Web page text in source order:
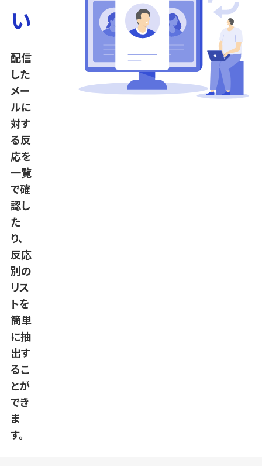
い
配信
した
メー
ルに
対す
る反
応を
一覧
で確
認し
た
り、
反応
別の
リス
トを
簡単
に抽
出す
るこ
とが
でき
ま
す。